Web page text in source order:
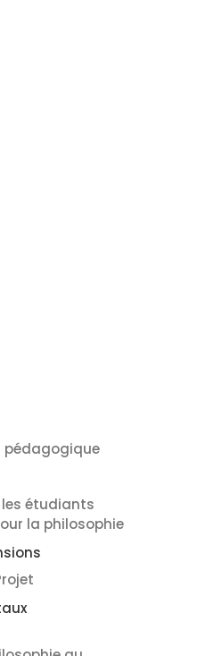
pédagogique
les étudiants
la philosophie